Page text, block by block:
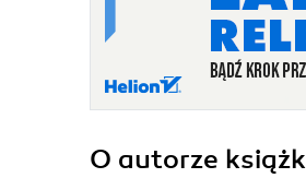
O autorze